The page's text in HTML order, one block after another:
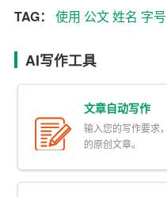
识性。
3. 居中放置：在公文格式
下方，正文上方，且应居中
字体字号的选择
字体和字号的选择是公文
的字体和字号不仅使公文
和权威性。
TAG： 使用 公文姓名 字号
AI写作工具
文章自动写作
输入您的写作要求
的原创文章。